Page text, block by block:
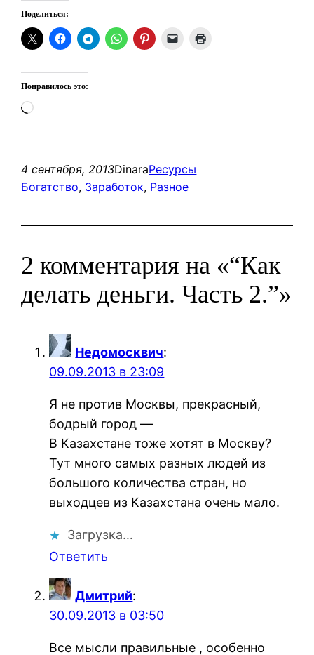
Поделиться:
Понравилось это:
Загрузка…
4 сентября, 2013DinaraРесурсы
Богатство, Заработок, Разное
2 комментария на «“Как
делать деньги. Часть 2.”»
Недомосквич:
09.09.2013 в 23:09
Я не против Москвы, прекрасный,
бодрый город —
В Казахстане тоже хотят в Москву?
Тут много самых разных людей из
большого количества стран, но
выходцев из Казахстана очень мало.
Загрузка…
Ответить
Дмитрий:
30.09.2013 в 03:50
Все мысли правильные , особенно